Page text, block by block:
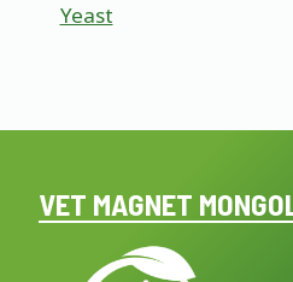
Yeast
VET MAGNET